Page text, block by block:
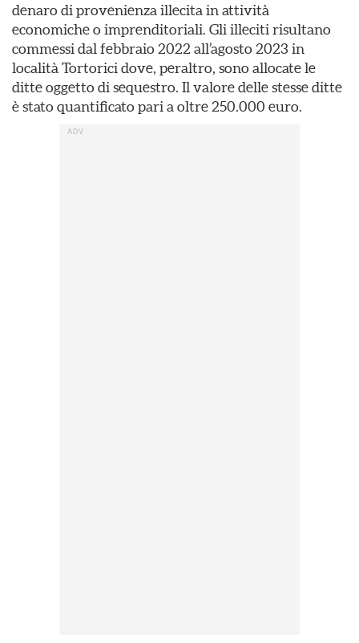
denaro di provenienza illecita in attività
economiche o imprenditoriali. Gli illeciti risultano
commessi dal febbraio 2022 all’agosto 2023 in
località Tortorici dove, peraltro, sono allocate le
ditte oggetto di sequestro. Il valore delle stesse ditte
è stato quantificato pari a oltre 250.000 euro.